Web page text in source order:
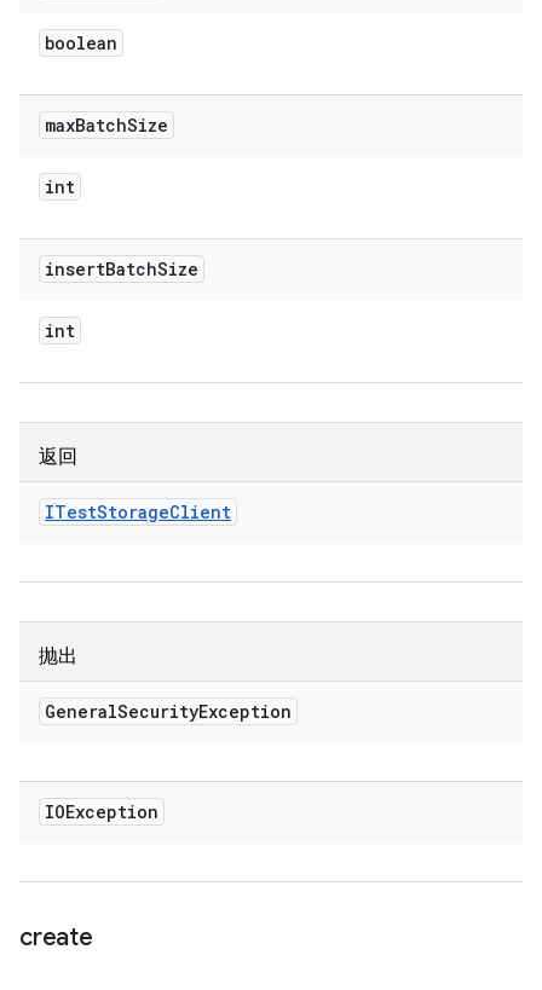
boolean
maxBatchSize
int
insertBatchSize
int
返回
ITestStorageClient
抛出
GeneralSecurityException
IOException
create